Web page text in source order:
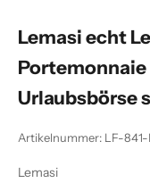
Lemasi echt
Urlaubsbörse
Artikelnummer: LF-
Lemasi